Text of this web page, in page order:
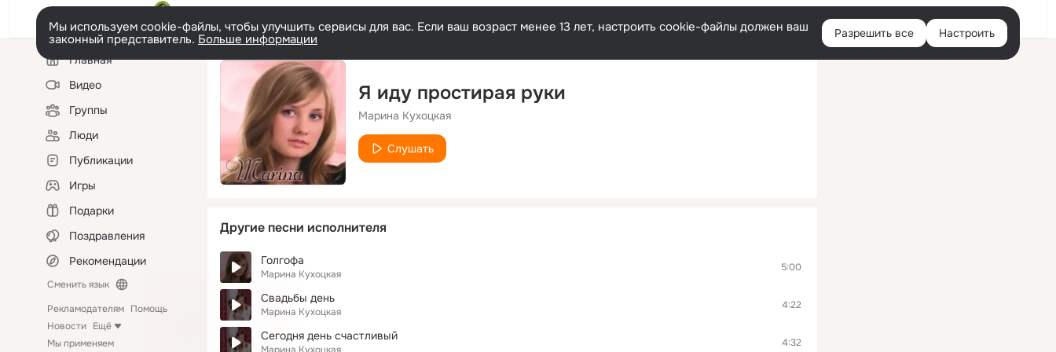
Войти
Мы используем cookie-файлы, чтобы улучшить сервисы для вас. Если ваш возраст менее 13 лет, настроить cookie-файлы должен ваш
законный представитель. Больше информации Разрешить все Настроить
Левая
колонкаГлавная
Видео
Группы
Люди
Публикации
Игры
Подарки
Поздравления
Рекомендации
Сменить язык
Рекламодателям Помощь
Новости Ещё
Мы применяем
Я иду простирая руки
Марина Кухоцкая
Слушать
Другие песни исполнителя
Голгофа
Марина Кухоцкая
5:00
Свадьбы день
Марина Кухоцкая
4:22
Сегодня день счастливый 4:32